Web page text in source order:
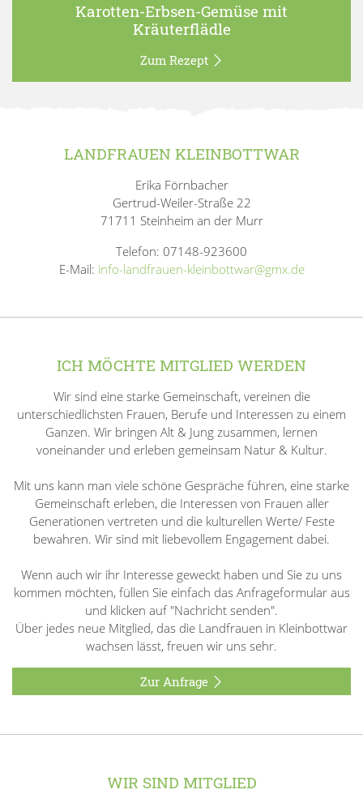
Karotten-Erbsen-Gemüse mit
Kräuterflädle
Zum Rezept
LANDFRAUEN KLEINBOTTWAR
Erika Förnbacher
Gertrud-Weiler-Straße 22
71711 Steinheim an der Murr
Telefon: 07148-923600
E-Mail: info-landfrauen-kleinbottwar@gmx.de
ICH MÖCHTE MITGLIED WERDEN
Wir sind eine starke Gemeinschaft, vereinen die
unterschiedlichsten Frauen, Berufe und Interessen zu einem
Ganzen. Wir bringen Alt & Jung zusammen, lernen
voneinander und erleben gemeinsam Natur & Kultur.
Mit uns kann man viele schöne Gespräche führen, eine starke
Gemeinschaft erleben, die Interessen von Frauen aller
Generationen vertreten und die kulturellen Werte/ Feste
bewahren. Wir sind mit liebevollem Engagement dabei.
Wenn auch wir ihr Interesse geweckt haben und Sie zu uns
kommen möchten, füllen Sie einfach das Anfrageformular aus
und klicken auf "Nachricht senden".
Über jedes neue Mitglied, das die Landfrauen in Kleinbottwar
wachsen lässt, freuen wir uns sehr.
Zur Anfrage
WIR SIND MITGLIED